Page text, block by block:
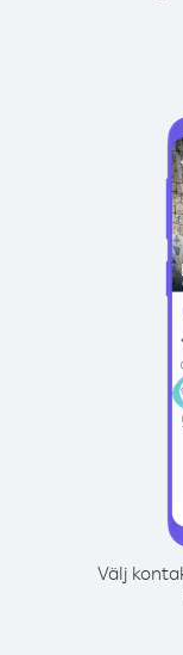
Välj